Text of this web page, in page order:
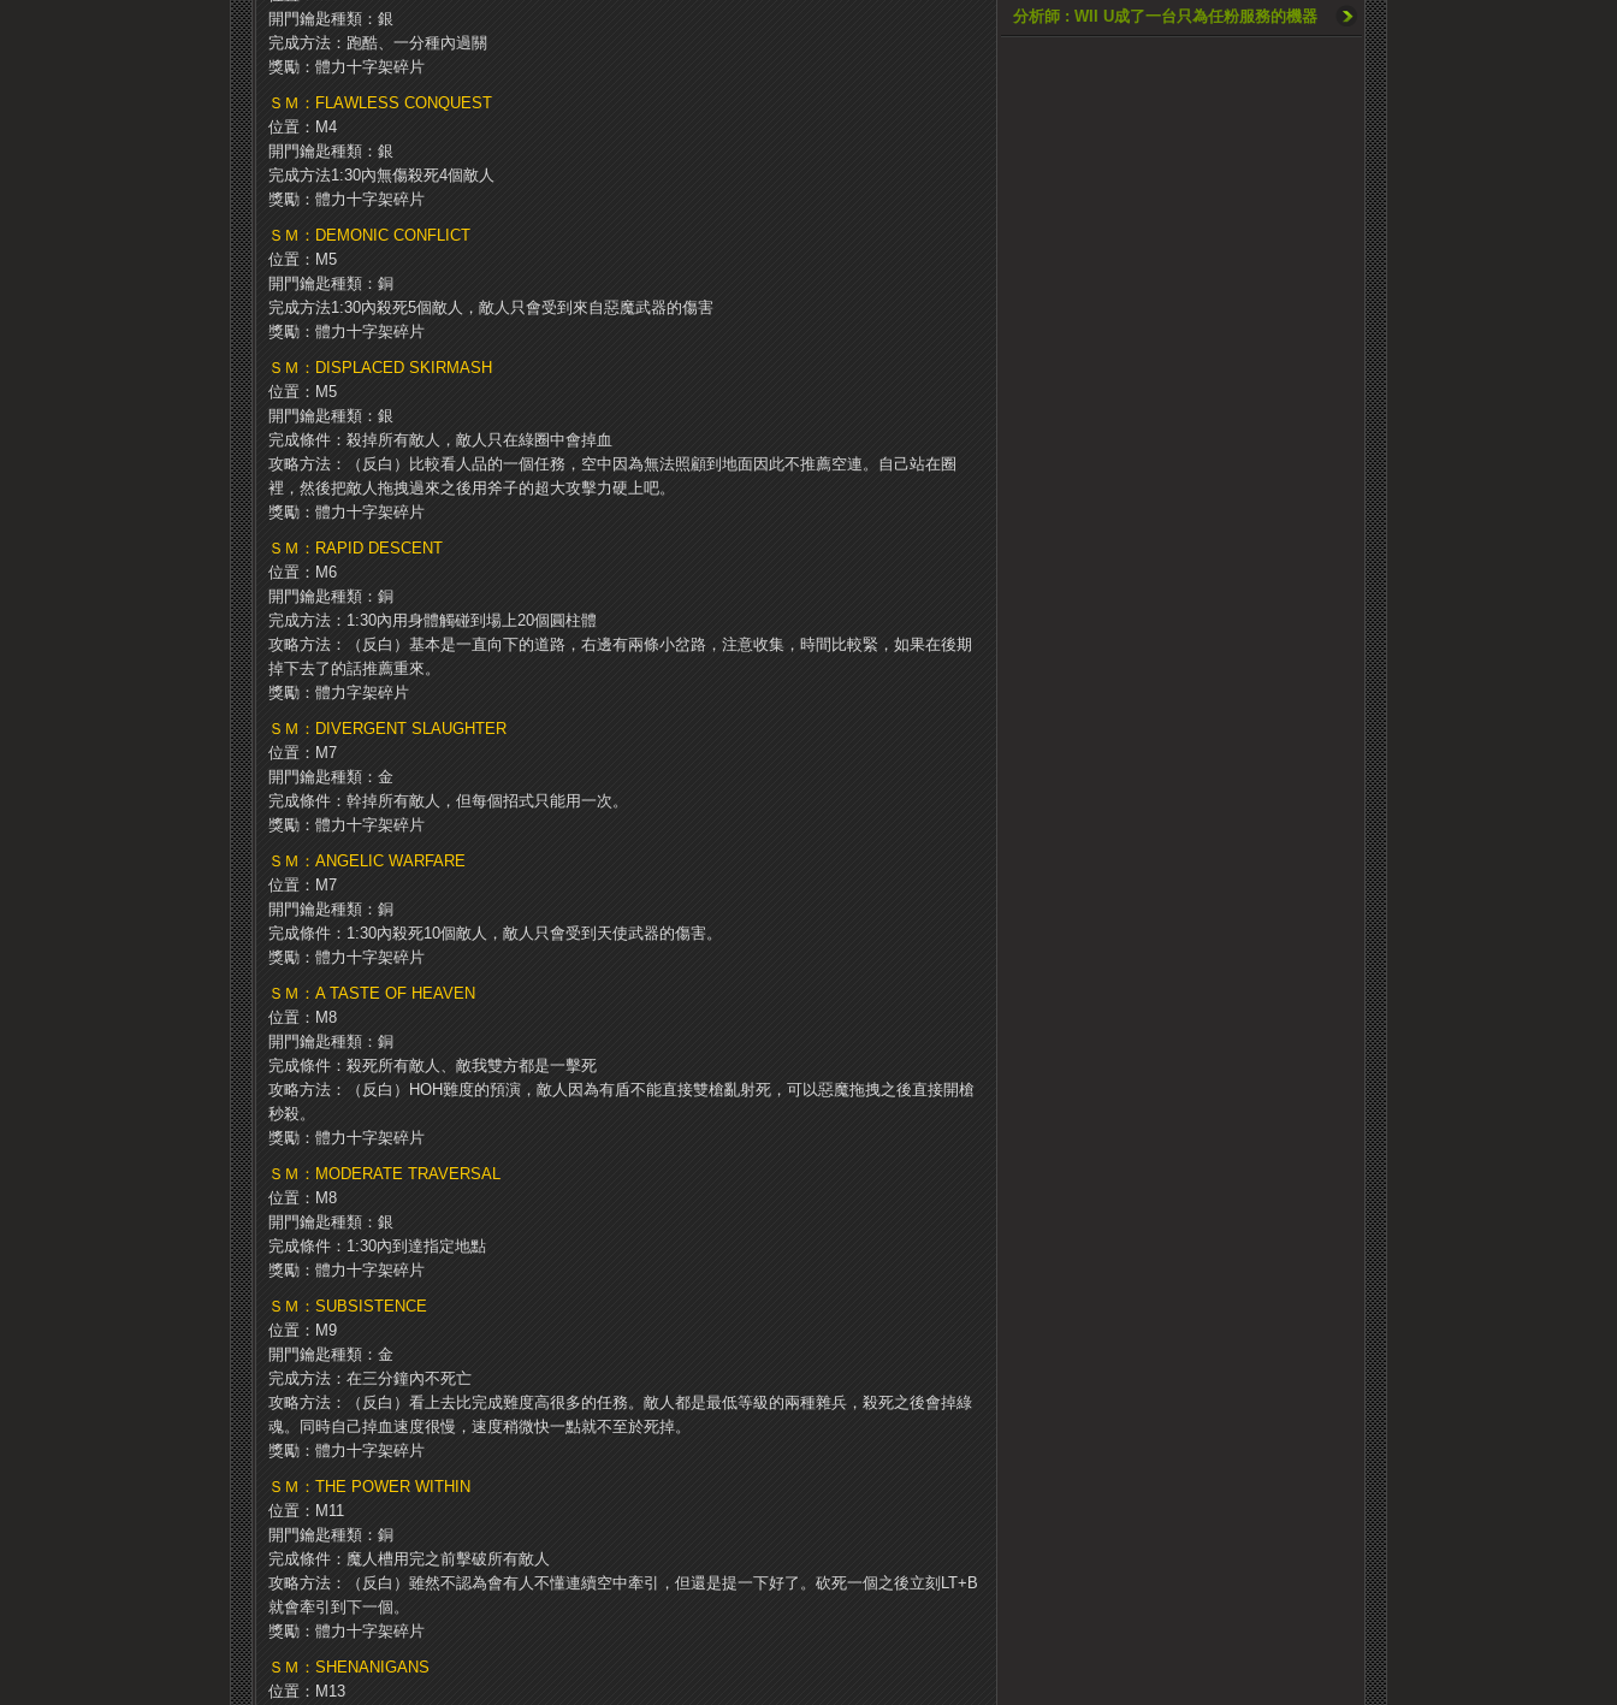
分析師 : WII U成了一台只為任粉服務的機器
開門鑰匙種類：銀
完成方法：跑酷、一分種內過關
獎勵：體力十字架碎片
ＳＭ：FLAWLESS CONQUEST
位置：M4
開門鑰匙種類：銀
完成方法1:30內無傷殺死4個敵人
獎勵：體力十字架碎片
ＳＭ：DEMONIC CONFLICT
位置：M5
開門鑰匙種類：銅
完成方法1:30內殺死5個敵人，敵人只會受到來自惡魔武器的傷害
獎勵：體力十字架碎片
ＳＭ：DISPLACED SKIRMASH
位置：M5
開門鑰匙種類：銀
完成條件：殺掉所有敵人，敵人只在綠圈中會掉血
攻略方法：（反白）比較看人品的一個任務，空中因為無法照顧到地面因此不推薦空連。 自己站在圈
裡，然後把敵人拖拽過來之後用斧子的超大攻擊力硬上吧。
獎勵：體力十字架碎片
ＳＭ：RAPID DESCENT
位置：M6
開門鑰匙種類：銅
完成方法：1:30內用身體觸碰到場上20個圓柱體
攻略方法：（反白）基本是一直向下的道路，右邊有兩條小岔路，注意收集，時間比較緊，如果在後期
掉下去了的話推薦重來。
獎勵：體力字架碎片
ＳＭ：DIVERGENT SLAUGHTER
位置：M7
開門鑰匙種類：金
完成條件：幹掉所有敵人，但每個招式只能用一次。
獎勵：體力十字架碎片
ＳＭ：ANGELIC WARFARE
位置：M7
開門鑰匙種類：銅
完成條件：1:30內殺死10個敵人，敵人只會受到天使武器的傷害。
獎勵：體力十字架碎片
ＳＭ：A TASTE OF HEAVEN
位置：M8
開門鑰匙種類：銅
完成條件：殺死所有敵人、敵我雙方都是一擊死
攻略方法：（反白）HOH難度的預演，敵人因為有盾不能直接雙槍亂射死，可以惡魔拖拽之後直接開槍
秒殺。
獎勵：體力十字架碎片
ＳＭ：MODERATE TRAVERSAL
位置：M8
開門鑰匙種類：銀
完成條件：1:30內到達指定地點
獎勵：體力十字架碎片
ＳＭ：SUBSISTENCE
位置：M9
開門鑰匙種類：金
完成方法：在三分鐘內不死亡
攻略方法：（反白）看上去比完成難度高很多的任務。 敵人都是最低等級的兩種雜兵，殺死之後會掉綠
魂。
同時自己掉血速度很慢，速度稍微快一點就不至於死掉。
獎勵：體力十字架碎片
ＳＭ：THE POWER WITHIN
位置：M11
開門鑰匙種類：銅
完成條件：魔人槽用完之前擊破所有敵人
攻略方法：（反白）雖然不認為會有人不懂連續空中牽引，但還是提一下好了。 砍死一個之後立刻LT+B
就會牽引到下一個。
獎勵：體力十字架碎片
ＳＭ：SHENANIGANS
位置：M13